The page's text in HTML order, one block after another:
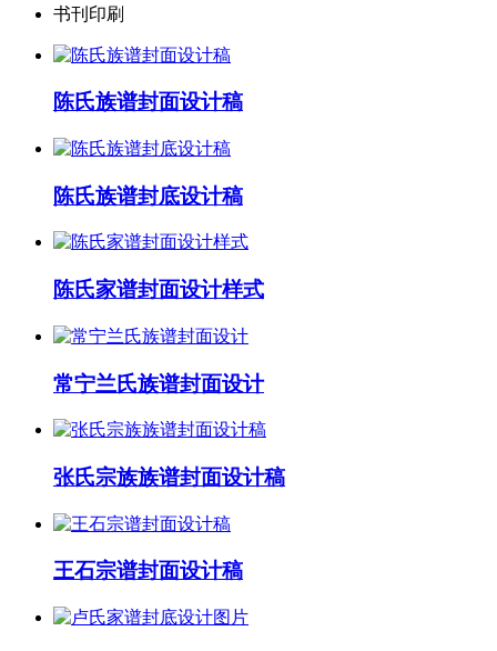
书刊印刷
陈氏族谱封面设计稿
陈氏族谱封底设计稿
陈氏家谱封面设计样式
常宁兰氏族谱封面设计
张氏宗族族谱封面设计稿
王石宗谱封面设计稿